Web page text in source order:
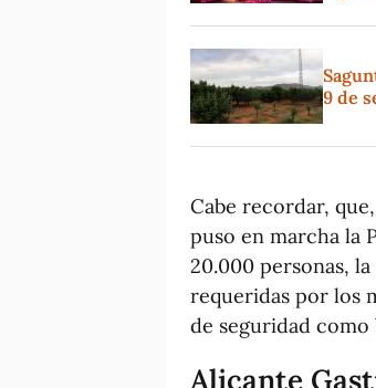
9 de
Cabe recordar,
puso en marcha la
20.000 personas,
requeridas por los
de seguridad como
Alicante